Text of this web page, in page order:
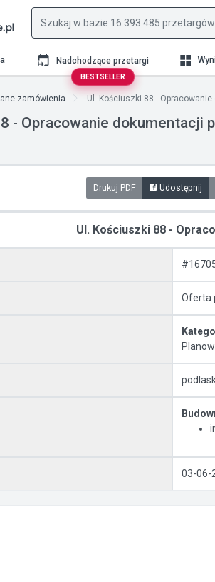
Nadchodzące przetargi
BESTSELLER
zamówienia Ul. Kościuszki 88 -
- Opracowanie dokumentacji
Drukuj PDF Udostępnij
Ul. Kościuszki 88 -
Oferta
03-06-